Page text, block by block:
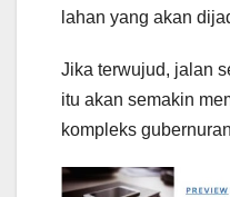
lahan yang akan
Jika terwujud, jalan
itu akan semakin
kompleks